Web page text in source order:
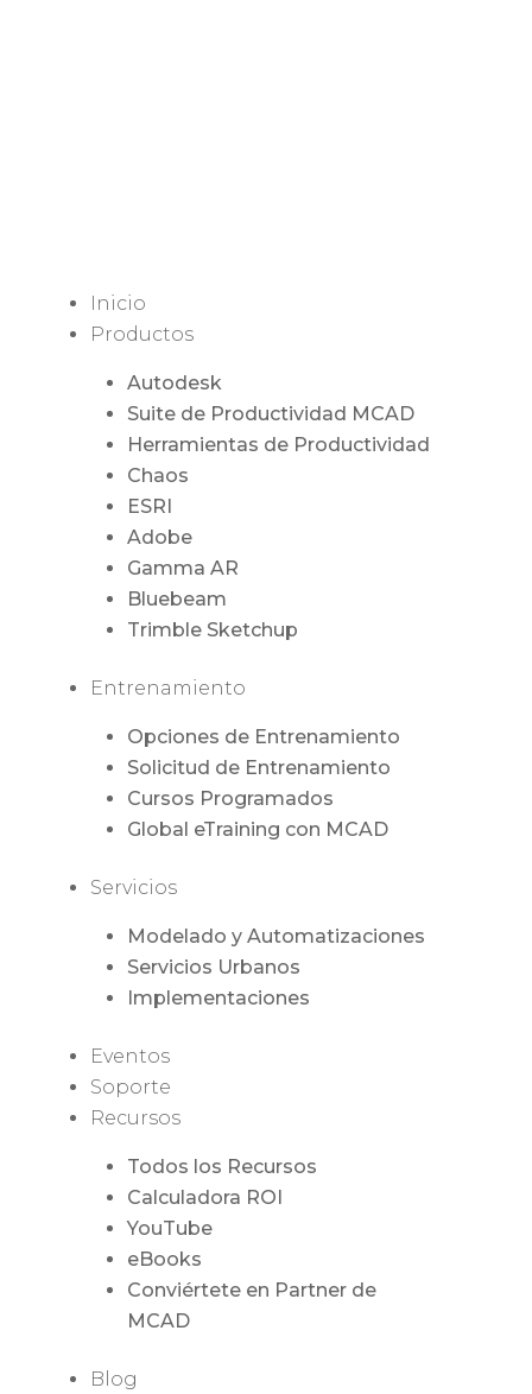
Inicio
Productos
Autodesk
Suite de Productividad MCAD
Herramientas de Productividad
Chaos
ESRI
Adobe
Gamma AR
Bluebeam
Trimble Sketchup
Entrenamiento
Opciones de Entrenamiento
Solicitud de Entrenamiento
Cursos Programados
Global eTraining con MCAD
Servicios
Modelado y Automatizaciones
Servicios Urbanos
Implementaciones
Eventos
Soporte
Recursos
Todos los Recursos
Calculadora ROI
YouTube
eBooks
Conviértete en Partner de
MCAD
Blog